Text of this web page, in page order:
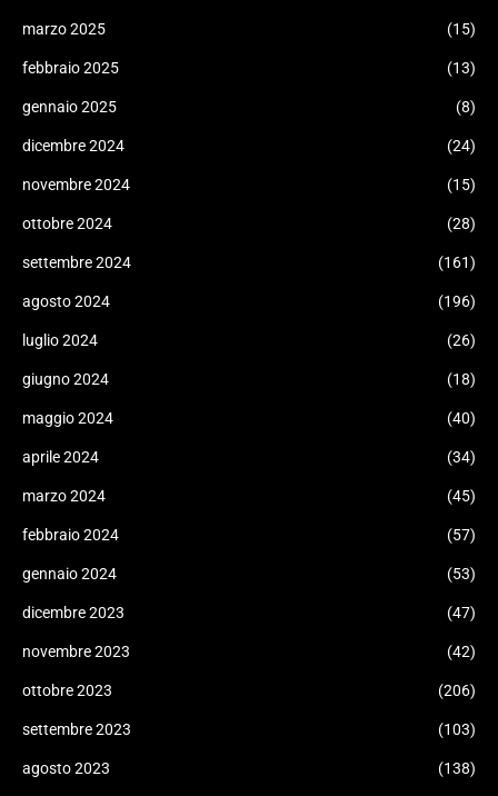
marzo 2025 (15)
febbraio 2025 (13)
gennaio 2025 (8)
dicembre 2024 (24)
novembre 2024 (15)
ottobre 2024 (28)
settembre 2024 (161)
agosto 2024 (196)
luglio 2024 (26)
giugno 2024 (18)
maggio 2024 (40)
aprile 2024 (34)
marzo 2024 (45)
febbraio 2024 (57)
gennaio 2024 (53)
dicembre 2023 (47)
novembre 2023 (42)
ottobre 2023 (206)
settembre 2023 (103)
agosto 2023 (138)